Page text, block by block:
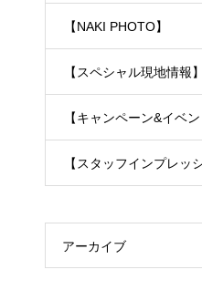
【NAKI PHOTO】
【スペシャル現地情報】
【キャンペーン&イベン
【スタッフインプレッ
アーカイブ